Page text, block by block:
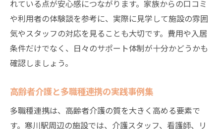
れている点が安心感につながります。家族からの口コミ
や利用者の体験談を参考に、実際に見学して施設の雰囲
気やスタッフの対応を見ることも大切です。費用や入居
条件だけでなく、日々のサポート体制が十分かどうかも
確認しましょう。
高齢者介護と多職種連携の実践事例集
多職種連携は、高齢者介護の質を大きく高める要素で
す。寒川駅周辺の施設では、介護スタッフ、看護師、リ